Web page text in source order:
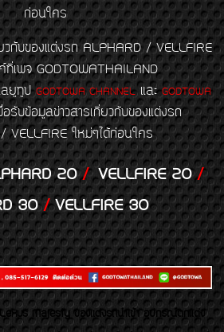
ก่อนใคร
กับของแต่งรถ ALPHARD / VELLFIRE
ที่เพจ GODTOWATHAILAND
ลยูทูป GODTOWA CHANNELและGODTOWA
อรับข้อมูลข่าวสารเกี่ยวกับของแต่งรถ
VELLFIRE ใหม่ๆได้ก่อนใคร
20/VELLFIRE 20/
30/VELLFIRE 30
Majesty ของเเต่งรถนำเข้า อุปกรณ์ตกแต่ง